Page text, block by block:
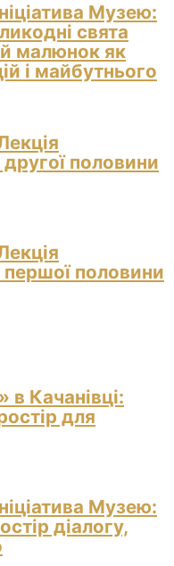
Музею:
свята
малюнок як
і майбутнього
половини
першої половини
в Качанівці:
для
Музею:
діалогу,